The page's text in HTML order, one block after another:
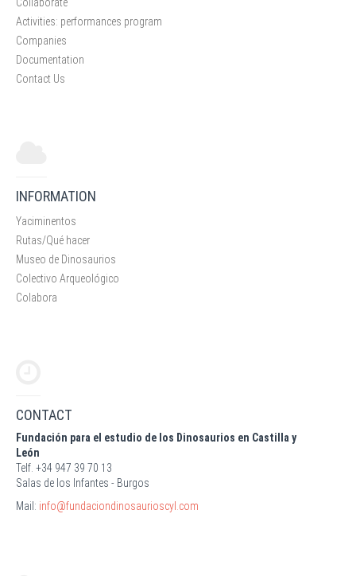
Activities: performances program
Companies
Documentation
Contact Us
INFORMATION
Yaciminentos
Rutas/Qué hacer
Museo de Dinosaurios
Colectivo Arqueológico
Colabora
CONTACT
Fundación para el estudio de los Dinosaurios en Castilla y
León
Telf. +34 947 39 70 13
Salas de los Infantes - Burgos
Mail: info@fundaciondinosaurioscyl.com